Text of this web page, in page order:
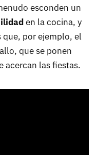
esconden un
en la cocina, y
que, por ejemplo, el
que se ponen
acercan las fiestas.